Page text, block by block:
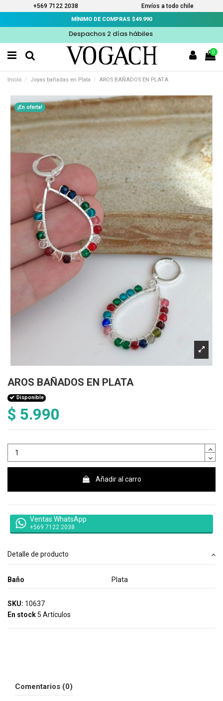
+569 7122 2038 Envíos a todo chile
MÍNIMO DE COMPRAS $49.990
Despachos 2 días hábiles
0
Inicio Joyas bañadas en Plata AROS BAÑADOS EN PLATA
¡En oferta!
AROS BAÑADOS EN PLATA
Disponible
$ 5.990
Añadir al carro
Ventas WhatsApp
+569 7122 2038
Detalle de producto
Baño Plata
SKU: 10637
En stock 5 Artículos
Comentarios (0)